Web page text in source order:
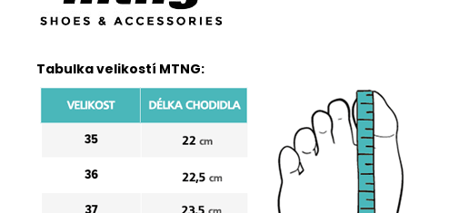
Tabulka velikostí MTNG: